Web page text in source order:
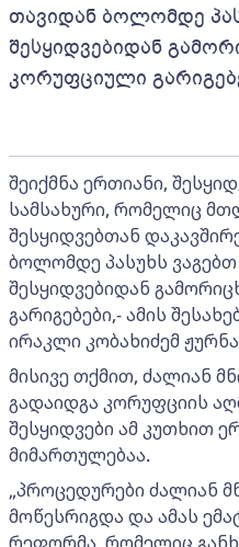
თავიდან ბოლომდე
შესყიდვებიდან
კორუფციული
შეიქმნა ერთიანი,
სამსახური, რომელიც
შესყიდვებთან
ბოლომდე პასუხს ვაგებთ
შესყიდვებიდან
გარიგებები,- ამის
ირაკლი კობახიძემ
მისივე თქმით, ძალიან
გადაიდგა კორუფციის
შესყიდვები ამ კუთხით
მიმართულებაა.
„პროცედურები ძალიან
მოწესრიგდა და ამას